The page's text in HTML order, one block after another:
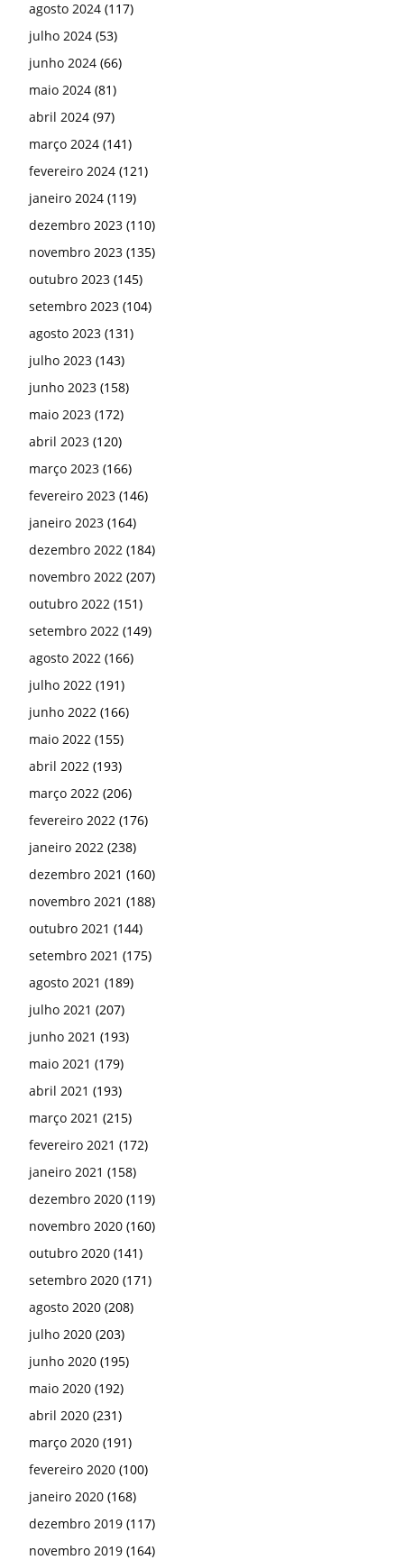
agosto 2024 (117)
julho 2024 (53)
junho 2024 (66)
maio 2024 (81)
abril 2024 (97)
março 2024 (141)
fevereiro 2024 (121)
janeiro 2024 (119)
dezembro 2023 (110)
novembro 2023 (135)
outubro 2023 (145)
setembro 2023 (104)
agosto 2023 (131)
julho 2023 (143)
junho 2023 (158)
maio 2023 (172)
abril 2023 (120)
março 2023 (166)
fevereiro 2023 (146)
janeiro 2023 (164)
dezembro 2022 (184)
novembro 2022 (207)
outubro 2022 (151)
setembro 2022 (149)
agosto 2022 (166)
julho 2022 (191)
junho 2022 (166)
maio 2022 (155)
abril 2022 (193)
março 2022 (206)
fevereiro 2022 (176)
janeiro 2022 (238)
dezembro 2021 (160)
novembro 2021 (188)
outubro 2021 (144)
setembro 2021 (175)
agosto 2021 (189)
julho 2021 (207)
junho 2021 (193)
maio 2021 (179)
abril 2021 (193)
março 2021 (215)
fevereiro 2021 (172)
janeiro 2021 (158)
dezembro 2020 (119)
novembro 2020 (160)
outubro 2020 (141)
setembro 2020 (171)
agosto 2020 (208)
julho 2020 (203)
junho 2020 (195)
maio 2020 (192)
abril 2020 (231)
março 2020 (191)
fevereiro 2020 (100)
janeiro 2020 (168)
dezembro 2019 (117)
novembro 2019 (164)